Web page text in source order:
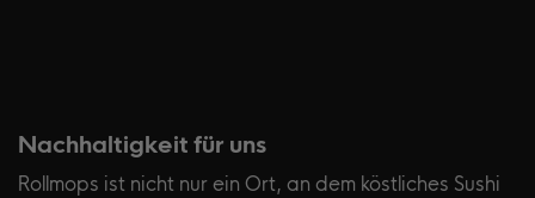
Nachhaltigkeit für uns
Rollmops ist nicht nur ein Ort, an dem köstliches Sushi